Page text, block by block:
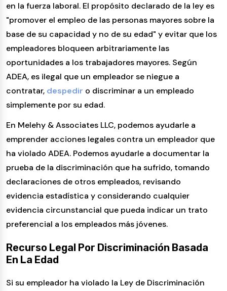
en la fuerza laboral. El propósito declarado de la ley es
"promover el empleo de las personas mayores sobre la
base de su capacidad y no de su edad" y evitar que los
empleadores bloqueen arbitrariamente las
oportunidades a los trabajadores mayores. Según
ADEA, es ilegal que un empleador se niegue a
contratar, despedir o discriminar a un empleado
simplemente por su edad.
En Melehy & Associates LLC, podemos ayudarle a
emprender acciones legales contra un empleador que
ha violado ADEA. Podemos ayudarle a documentar la
prueba de la discriminación que ha sufrido, tomando
declaraciones de otros empleados, revisando
evidencia estadística y considerando cualquier
evidencia circunstancial que pueda indicar un trato
preferencial a los empleados más jóvenes.
Recurso Legal Por Discriminación Basada
En La Edad
Si su empleador ha violado la Ley de Discriminación